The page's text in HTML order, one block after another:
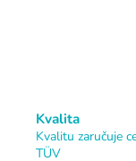
Kvalita
Kvalitu zaručuje
TÜV